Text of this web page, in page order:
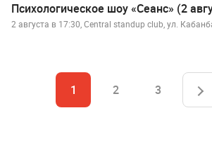
Психологическое шоу «Сеанс» (2
2 августа в 17:30, Central standup club, ул.
1 2 3